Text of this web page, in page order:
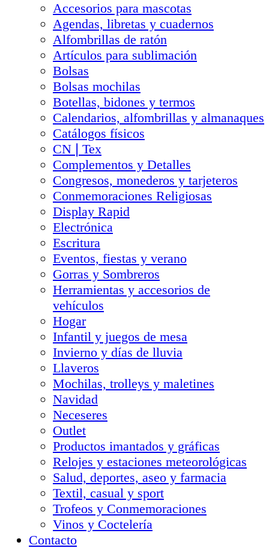
Accesorios para mascotas
Agendas, libretas y cuadernos
Alfombrillas de ratón
Artículos para sublimación
Bolsas
Bolsas mochilas
Botellas, bidones y termos
Calendarios, alfombrillas y almanaques
Catálogos físicos
CN❘Tex
Complementos y Detalles
Congresos, monederos y tarjeteros
Conmemoraciones Religiosas
Display Rapid
Electrónica
Escritura
Eventos, fiestas y verano
Gorras y Sombreros
Herramientas y accesorios de
vehículos
Hogar
Infantil y juegos de mesa
Invierno y días de lluvia
Llaveros
Mochilas, trolleys y maletines
Navidad
Neceseres
Outlet
Productos imantados y gráficas
Relojes y estaciones meteorológicas
Salud, deportes, aseo y farmacia
Textil, casual y sport
Trofeos y Conmemoraciones
Vinos y Coctelería
Contacto